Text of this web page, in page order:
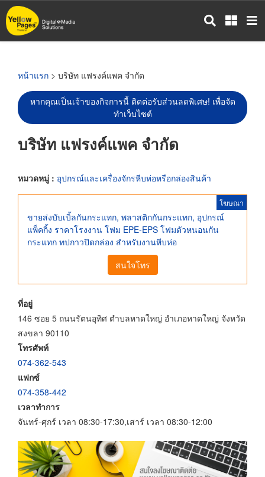
ข้าม
ไป
หน้าแรก > บริษัท แฟรงค์แพค จำกัด
หากคุณเป็นเจ้าของกิจการนี้ ติดต่อรับส่วนลดพิเศษ! เพื่อจัด
ทำเว็บไซต์
บริษัท แฟรงค์แพค จำกัด
หมวดหมู่ : อุปกรณ์และเครื่องจักรหีบห่อหรือกล่องสินค้า
โฆษณา
ขายส่งบับเบิ้ลกันกระแทก, พลาสติกกันกระแทก, อุปกรณ์
แพ็คกิ้ง ราคาโรงงาน โฟม EPE-EPS โฟมตัวหนอนกัน
กระแทก ทปกาวปิดกล่อง สำหรับงานหีบห่อ
สนใจโทร
ที่อยู่
146 ซอย 5 ถนนรัตนอุทิศ ตำบลหาดใหญ่ อำเภอหาดใหญ่ จังหวัด
สงขลา 90110
โทรศัพท์
074-362-543
แฟกซ์
074-358-442
เวลาทำการ
จันทร์-ศุกร์ เวลา 08:30-17:30,เสาร์ เวลา 08:30-12:00